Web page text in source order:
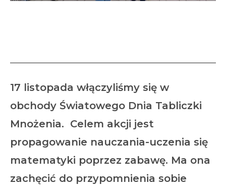
17 listopada włączyliśmy się w
obchody Światowego Dnia Tabliczki
Mnożenia. Celem akcji jest
propagowanie nauczania-uczenia się
matematyki poprzez zabawę. Ma ona
zachęcić do przypomnienia sobie